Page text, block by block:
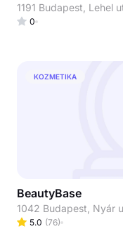
1191 Budapest, Lehel
0
KOZMETIKA
BeautyBase
1042 Budapest, Nyár
5.0 (76)